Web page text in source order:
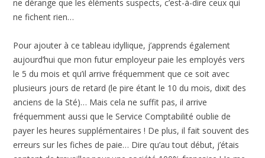
ne dérange que les éléments suspects, c’est-à-dire ceux qui
ne fichent rien…
Pour ajouter à ce tableau idyllique, j’apprends également
aujourd’hui que mon futur employeur paie les employés vers
le 5 du mois et qu’il arrive fréquemment que ce soit avec
plusieurs jours de retard (le pire étant le 10 du mois, dixit des
anciens de la Sté)… Mais cela ne suffit pas, il arrive
fréquemment aussi que le Service Comptabilité oublie de
payer les heures supplémentaires ! De plus, il fait souvent des
erreurs sur les fiches de paie… Dire qu’au tout début, j’étais